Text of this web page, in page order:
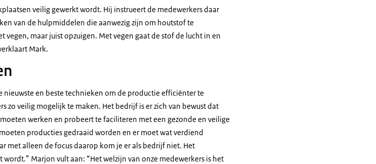
veilig gewerkt wordt. Hij instrueert de medewerkers daar
van de hulpmiddelen die aanwezig zijn om houtstof te
maar juist opzuigen. Met vegen gaat de stof de lucht in en
Mark.
en beste technieken om de productie efficiënter te
zo veilig mogelijk te maken. Het bedrijf is er zich van bewust dat
werken en probeert te faciliteren met een gezonde en veilige
producties gedraaid worden en er moet wat verdiend
met alleen de focus daarop kom je er als bedrijf niet. Het
Marjon vult aan: “Het welzijn van onze medewerkers is het